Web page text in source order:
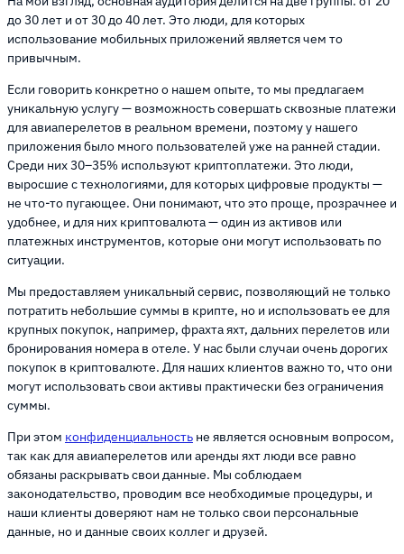
до 30 лет и от 30 до 40 лет. Это люди, для которых
использование мобильных приложений является чем то
привычным.
Если говорить конкретно о нашем опыте, то мы предлагаем
уникальную услугу — возможность совершать сквозные платежи
для авиаперелетов в реальном времени, поэтому у нашего
приложения было много пользователей уже на ранней стадии.
Среди них 30–35% используют криптоплатежи. Это люди,
выросшие с технологиями, для которых цифровые продукты —
не что-то пугающее. Они понимают, что это проще, прозрачнее и
удобнее, и для них криптовалюта — один из активов или
платежных инструментов, которые они могут использовать по
ситуации.
Мы предоставляем уникальный сервис, позволяющий не только
потратить небольшие суммы в крипте, но и использовать ее для
крупных покупок, например, фрахта яхт, дальних перелетов или
бронирования номера в отеле. У нас были случаи очень дорогих
покупок в криптовалюте. Для наших клиентов важно то, что они
могут использовать свои активы практически без ограничения
суммы.
При этом конфиденциальность не является основным вопросом,
так как для авиаперелетов или аренды яхт люди все равно
обязаны раскрывать свои данные. Мы соблюдаем
законодательство, проводим все необходимые процедуры, и
наши клиенты доверяют нам не только свои персональные
данные, но и данные своих коллег и друзей.